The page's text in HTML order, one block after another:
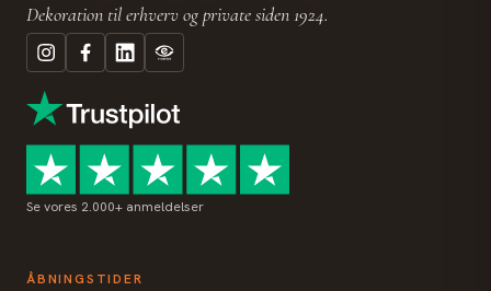
Dekoration til erhverv og private siden 1924.
Se vores 2.000+ anmeldelser
ÅBNINGSTIDER